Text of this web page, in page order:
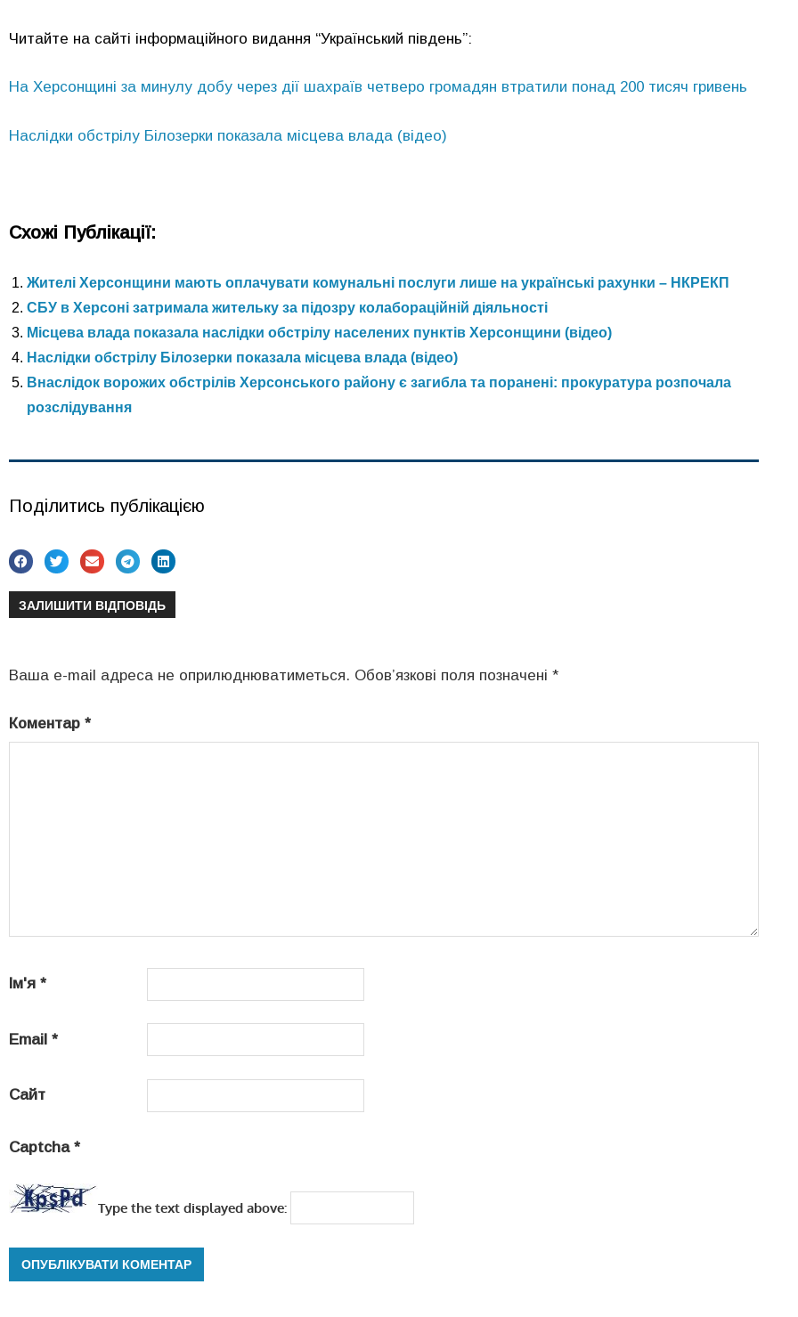
Читайте на сайті інформаційного видання “Український південь”:
На Херсонщині за минулу добу через дії шахраїв четверо громадян втратили понад 200 тисяч гривень
Наслідки обстрілу Білозерки показала місцева влада (відео)
Схожі Публікації:
Жителі Херсонщини мають оплачувати комунальні послуги лише на українські рахунки – НКРЕКП
СБУ в Херсоні затримала жительку за підозру колабораційній діяльності
Місцева влада показала наслідки обстрілу населених пунктів Херсонщини (відео)
Наслідки обстрілу Білозерки показала місцева влада (відео)
Внаслідок ворожих обстрілів Херсонського району є загибла та поранені: прокуратура розпочала
розслідування
Поділитись публікацією
ЗАЛИШИТИ ВІДПОВІДЬ
Ваша e-mail адреса не оприлюднюватиметься. Обов’язкові поля позначені *
Коментар *
Ім'я *
Email *
Сайт
Captcha *
Type the text displayed above: